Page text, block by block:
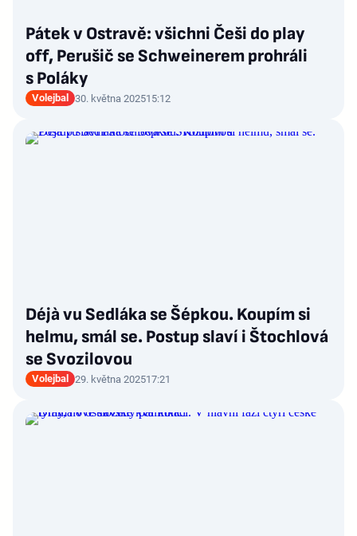
Pátek v Ostravě: všichni Češi do play
off, Perušič se Schweinerem prohráli
s Poláky
Volejbal 30. května 202515:12
Déjà vu Sedláka se Šépkou. Koupím si
helmu, smál se. Postup slaví i Štochlová
se Svozilovou
Volejbal 29. května 202517:21